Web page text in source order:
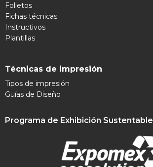
Folletos
Fichas técnicas
Instructivos
Plantillas
Técnicas de impresión
Tipos de impresión
Guías de Diseño
Programa de Exhibición Sustentable